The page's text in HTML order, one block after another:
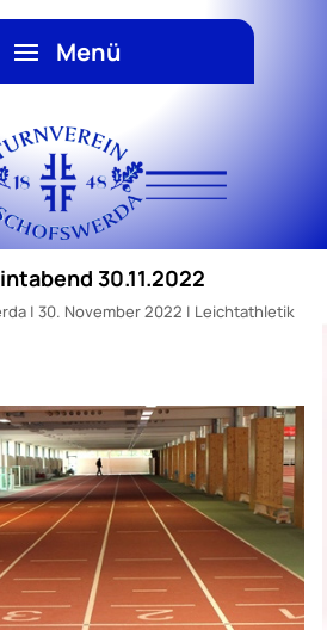
30.11.2022
| 30. November 2022 | Leichtathletik